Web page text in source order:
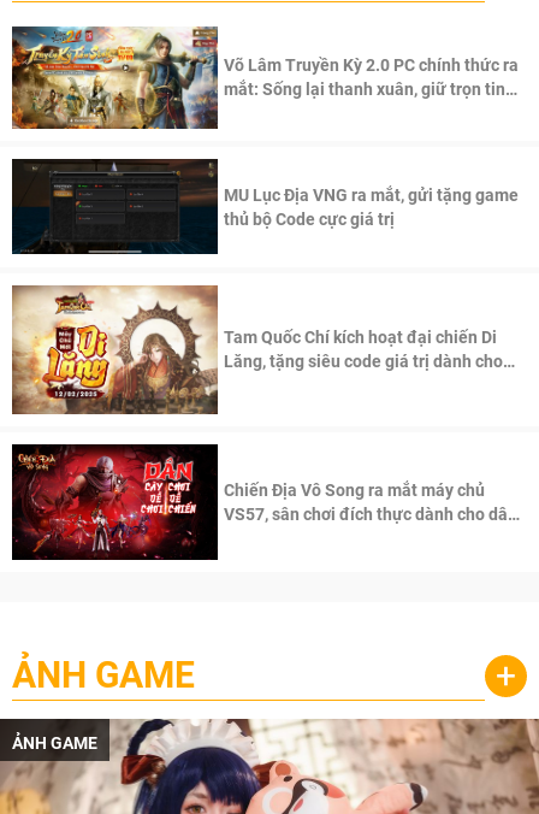
Võ Lâm Truyền Kỳ 2.0 PC chính thức ra
mắt: Sống lại thanh xuân, giữ trọn tinh
MU Lục Địa VNG ra mắt, gửi tặng game
thủ bộ Code cực giá trị
Tam Quốc Chí kích hoạt đại chiến Di
Lăng, tặng siêu code giá trị dành cho
Chiến Địa Vô Song ra mắt máy chủ
VS57, sân chơi đích thực dành cho dân
ẢNH GAME +
ẢNH GAME